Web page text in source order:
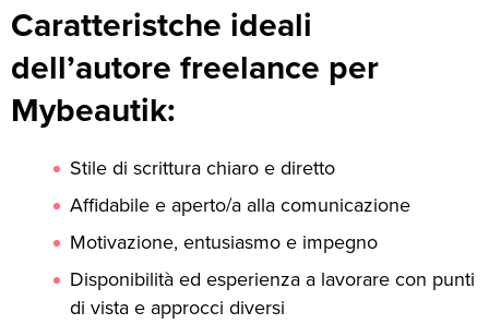
Caratteristche ideali
dell’autore freelance per
Mybeautik:
Stile di scrittura chiaro e diretto
Affidabile e aperto/a alla comunicazione
Motivazione, entusiasmo e impegno
Disponibilità ed esperienza a lavorare con punti
di vista e approcci diversi